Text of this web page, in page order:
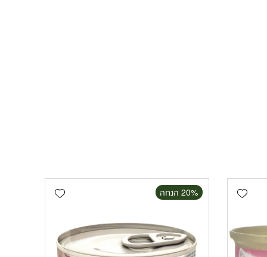
Add wishlist
Add wishlist ‫20% הנחה